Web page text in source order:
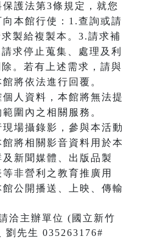
護法第3條規定，就您
向本館行使：1.查詢或請
製給複製本。3.請求補
求停止蒐集、處理及利
。若有上述需求，請與
將依法進行回覆。
人資料，本館將無法提
圍內之相關服務。
場攝錄影，參與本活動
館將相關影音資料用於本
新聞媒體、出版品製
非營利之教育推廣用
公開播送、上映、傳輸
洽主辦單位 (國立新竹
劉先生 035263176#